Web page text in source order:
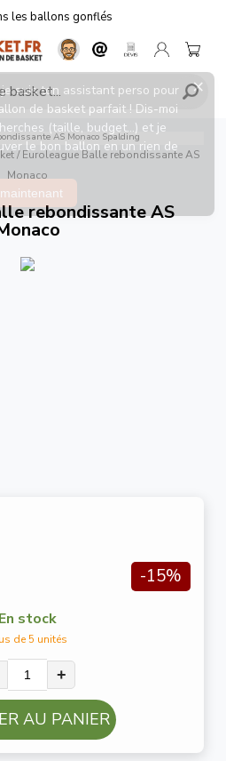
les ballons gonflés
AS Monaco Spalding
/ Euroleague Balle rebondissante AS
Monaco
rebondissante AS
-15%
En stock
de 5 unités
+
AU PANIER